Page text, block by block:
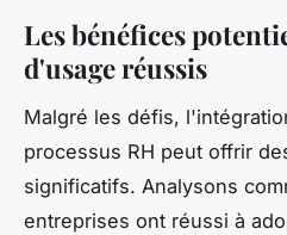
Les bénéfices
d'usage réussis
Malgré les défis,
processus RH peut offrir
significatifs. Analysons
entreprises ont réussi à